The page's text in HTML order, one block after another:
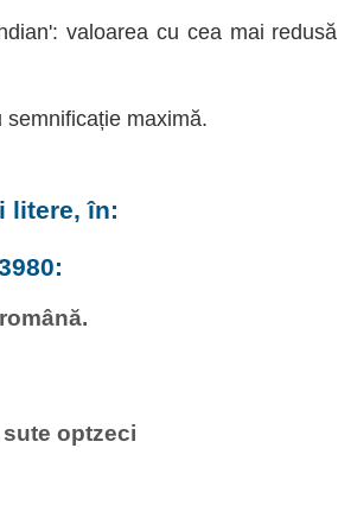
valoarea cu cea mai redusă
maximă.
litere, în:
optzeci